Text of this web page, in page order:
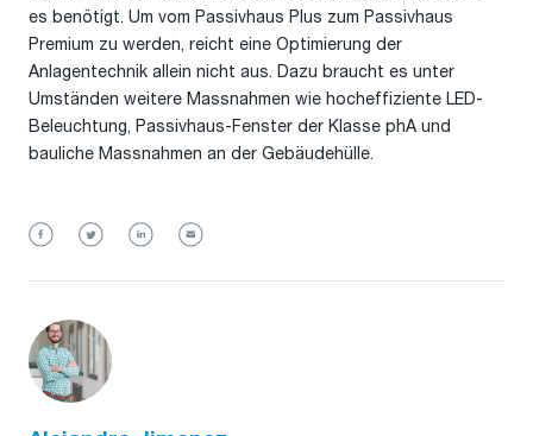
es benötigt. Um vom Passivhaus Plus zum Passivhaus
Premium zu werden, reicht eine Optimierung der
Anlagentechnik allein nicht aus. Dazu braucht es unter
Umständen weitere Massnahmen wie hocheffiziente LED-
Beleuchtung, Passivhaus-Fenster der Klasse phA und
bauliche Massnahmen an der Gebäudehülle.